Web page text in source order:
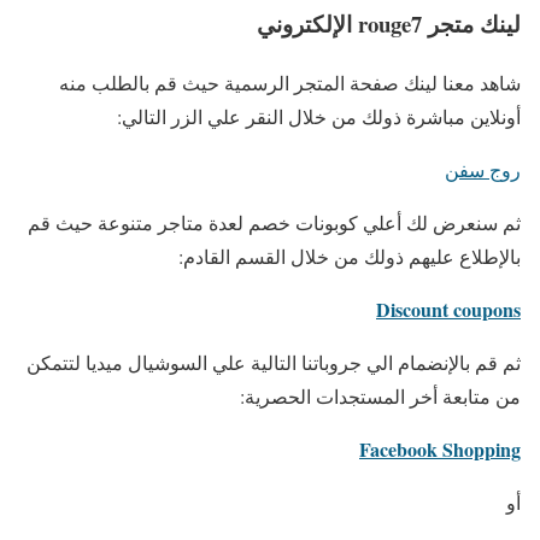
لينك متجر rouge7 الإلكتروني
شاهد معنا لينك صفحة المتجر الرسمية حيث قم بالطلب منه
أونلاين مباشرة ذولك من خلال النقر علي الزر التالي:
روج سفن
ثم سنعرض لك أعلي كوبونات خصم لعدة متاجر متنوعة حيث قم
بالإطلاع عليهم ذولك من خلال القسم القادم:
Discount coupons
ثم قم بالإنضمام الي جروباتنا التالية علي السوشيال ميديا لتتمكن
من متابعة أخر المستجدات الحصرية:
Facebook Shopping
أو